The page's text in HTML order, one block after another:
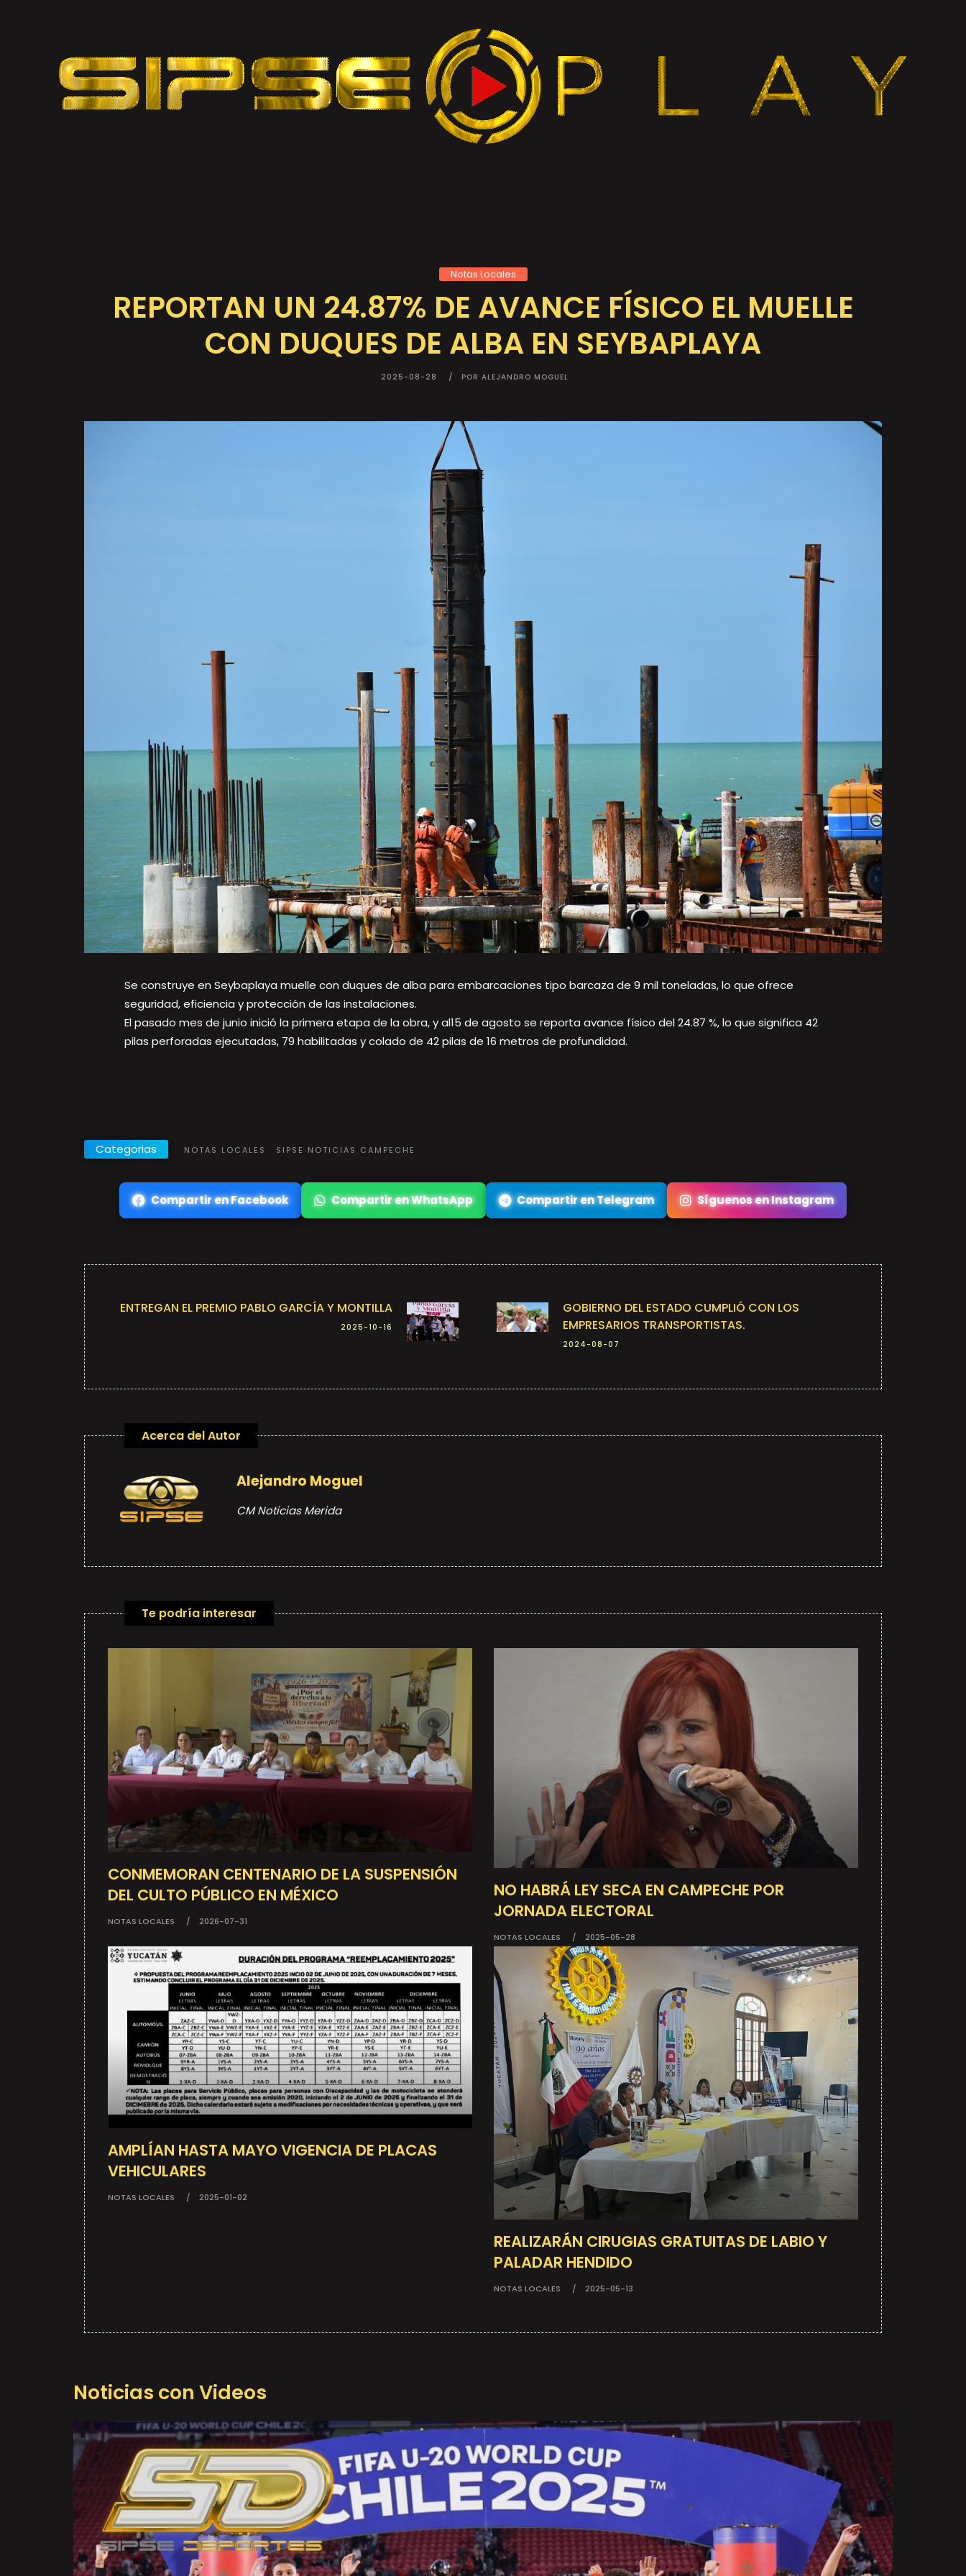
Notas Locales
REPORTAN UN 24.87% DE AVANCE FÍSICO EL MUELLE
CON DUQUES DE ALBA EN SEYBAPLAYA
2025-08-28 POR ALEJANDRO MOGUEL
Se construye en Seybaplaya muelle con duques de alba para embarcaciones tipo barcaza de 9 mil toneladas, lo que ofrece
seguridad, eficiencia y protección de las instalaciones.
El pasado mes de junio inició la primera etapa de la obra, y al15 de agosto se reporta avance físico del 24.87 %, lo que significa 42
pilas perforadas ejecutadas, 79 habilitadas y colado de 42 pilas de 16 metros de profundidad.
Categorias NOTAS LOCALES SIPSE NOTICIAS CAMPECHE
Compartir en Facebook Compartir en WhatsApp Compartir en Telegram Síguenos en Instagram
ENTREGAN EL PREMIO PABLO GARCÍA Y MONTILLA
2025-10-16
GOBIERNO DEL ESTADO CUMPLIÓ CON LOS
EMPRESARIOS TRANSPORTISTAS.
2024-08-07
Acerca del Autor
Alejandro Moguel
CM Noticias Merida
Te podría interesar
CONMEMORAN CENTENARIO DE LA SUSPENSIÓN
DEL CULTO PÚBLICO EN MÉXICO
NOTAS LOCALES 2026-07-31
NO HABRÁ LEY SECA EN CAMPECHE POR
JORNADA ELECTORAL
NOTAS LOCALES 2025-05-28
AMPLÍAN HASTA MAYO VIGENCIA DE PLACAS
VEHICULARES
NOTAS LOCALES 2025-01-02
REALIZARÁN CIRUGIAS GRATUITAS DE LABIO Y
PALADAR HENDIDO
NOTAS LOCALES 2025-05-13
Noticias con Videos